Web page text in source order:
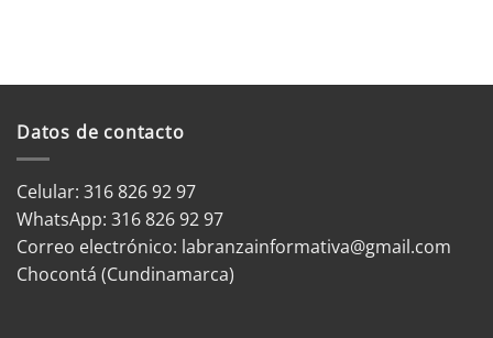
Datos de contacto
Celular: 316 826 92 97
WhatsApp: 316 826 92 97
Correo electrónico: labranzainformativa@gmail.com
Chocontá (Cundinamarca)